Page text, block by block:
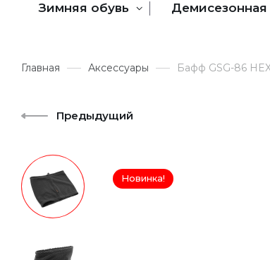
Зимняя обувь Демисезонная
Главная Аксессуары Бафф GSG-86
Предыдущий
Новинка!